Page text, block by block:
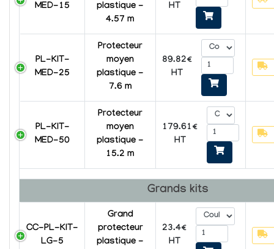
MED-15
plastique -
4.57 m
HT
PL-KIT-
MED-25
Protecteur
moyen
plastique -
7.6 m
89.82€
HT
PL-KIT-
MED-50
Protecteur
moyen
plastique -
15.2 m
179.61€
HT
Grands kits
CC-PL-KIT-
LG-5
Grand
protecteur
plastique -
23.4€
HT